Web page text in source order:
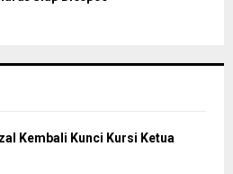
Kembali Kunci Kursi Ketua